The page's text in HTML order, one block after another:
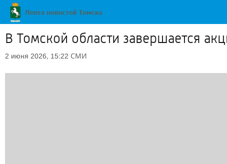
В Томской области завершается
2 июня 2026, 15:22 СМИ